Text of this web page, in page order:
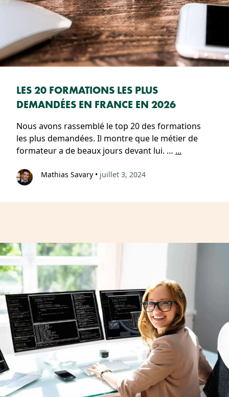
LES 20 FORMATIONS LES PLUS
DEMANDÉES EN FRANCE EN 2026
Nous avons rassemblé le top 20 des formations
les plus demandées. Il montre que le métier de
formateur a de beaux jours devant lui. … ...
Mathias Savary • juillet 3, 2024